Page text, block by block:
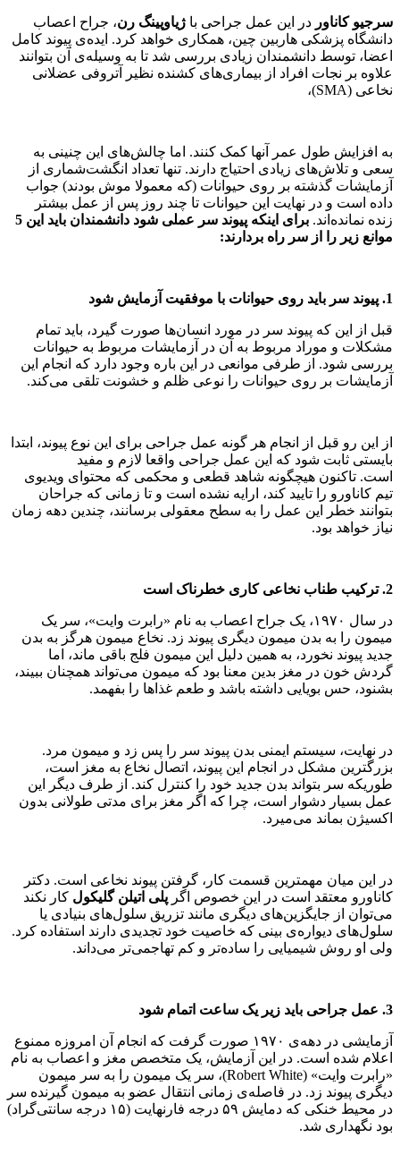
سرجیو کاناور در این عمل جراحی با ژیاوپینگ رن، جراح اعصاب
دانشگاه پزشکی هاربین چین، همکاری خواهد کرد. ایده‌ی پیوند کامل
اعضا، توسط دانشمندان زیادی بررسی شد تا به وسیله‌ی آن بتوانند
علاوه بر نجات افراد از بیماری‌های کشنده نظیر آتروفی عضلانی
نخاعی (SMA)،
به افزایش طول عمر آنها کمک کنند. اما چالش‌های این چنینی به
سعی و تلاش‌های زیادی احتیاج دارند. تنها تعداد انگشت‌شماری از
آزمایشات گذشته بر روی حیوانات (که معمولا موش بودند) جواب
داده است و در نهایت این حیوانات تا چند روز پس از عمل بیشتر
زنده نمانده‌اند.
برای اینکه پیوند سر عملی شود دانشمندان باید این 5
موانع زیر را از سر راه بردارند:
1. پیوند سر باید روی حیوانات با موفقیت آزمایش شود
قبل از این که پیوند سر در مورد انسان‌ها صورت گیرد، باید تمام
مشکلات و موراد مربوط به آن در آزمایشات مربوط به حیوانات
بررسی شود. از طرفی موانعی در این باره وجود دارد که انجام این
آزمایشات بر روی حیوانات را نوعی ظلم و خشونت تلقی می‌کند.
از این رو قبل از انجام هر گونه عمل جراحی برای این نوع پیوند، ابتدا
بایستی ثابت شود که این عمل جراحی واقعا لازم و مفید
است. تاکنون هیچگونه شاهد قطعی و محکمی که محتوای ویدیوی
تیم کاناورو را تایید کند، ارایه نشده است و تا زمانی که جراحان
بتوانند خطر این عمل را به سطح معقولی برسانند، چندین دهه زمان
نیاز خواهد بود.
2. ترکیب طناب نخاعی کاری خطرناک است
در سال ۱۹۷۰، یک جراح اعصاب به نام «رابرت وایت»، سر یک
میمون را به بدن میمون دیگری پیوند زد. نخاع میمون هرگز به بدن
جدید پیوند نخورد، به همین دلیل این میمون فلج باقی ماند، اما
گردش خون در مغز بدین معنا بود که میمون می‌تواند همچنان ببیند،
بشنود، حس بویایی داشته باشد و طعم غذاها را بفهمد.
در نهایت، سیستم ایمنی بدن پیوند سر را پس زد و میمون مرد.
بزرگترین مشکل در انجام این پیوند، اتصال نخاع به مغز است،
طوریکه سر بتواند بدن جدید خود را کنترل کند. از طرف دیگر این
عمل بسیار دشوار است، چرا که اگر مغز برای مدتی طولانی بدون
اکسیژن بماند می‌میرد.
در این میان مهمترین قسمت کار، گرفتن پیوند نخاعی است. دکتر
کاناورو معتقد است در این خصوص اگر پلی اتیلن گلیکول کار نکند
می‌توان از جایگزین‌های دیگری مانند تزریق سلول‌های بنیادی یا
سلول‌های دیواره‌ی بینی که خاصیت خود تجدیدی دارند استفاده کرد.
ولی او روش شیمیایی را ساده‌تر و کم تهاجمی‌تر می‌داند.
3. عمل جراحی باید زیر یک ساعت اتمام شود
آزمایشی در دهه‌ی ۱۹۷۰ صورت گرفت که انجام آن امروزه ممنوع
اعلام شده است. در این آزمایش، یک متخصص مغز و اعصاب به نام
«رابرت وایت» (Robert White)، سر یک میمون را به سر میمون
دیگری پیوند زد. در فاصله‌ی زمانی انتقال عضو به میمون گیرنده سر
در محیط خنکی که دمایش ۵۹ درجه فارنهایت (۱۵ درجه سانتی‌گراد)
بود نگهداری شد.